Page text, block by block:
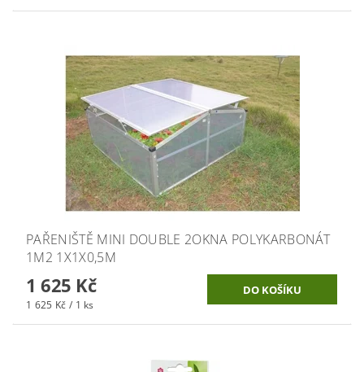
PAŘENIŠTĚ MINI DOUBLE 2OKNA POLYKARBONÁT
1M2 1X1X0,5M
1 625 Kč
1 625 Kč / 1 ks